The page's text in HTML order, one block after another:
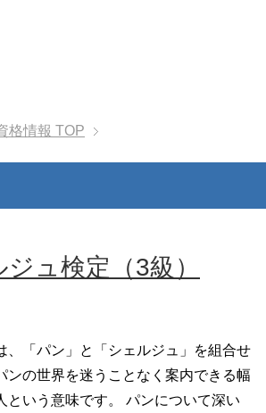
格情報 TOP
ュ検定（3級）
、「パン」と「シェルジュ」を組合せ
ンの世界を迷うことなく案内できる幅
という意味です。 パンについて深い